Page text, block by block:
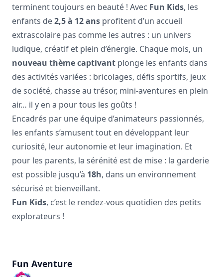
terminent toujours en beauté ! Avec Fun Kids, les
enfants de2,5 à 12 ans profitent d’un accueil
extrascolaire pas comme les autres : un univers
ludique, créatif et plein d’énergie. Chaque mois, un
nouveau thème captivant plonge les enfants dans
des activités variées : bricolages, défis sportifs, jeux
de société, chasse au trésor, mini-aventures en plein
air… il y en a pour tous les goûts !
Encadrés par une équipe d’animateurs passionnés,
les enfants s’amusent tout en développant leur
curiosité, leur autonomie et leur imagination. Et
pour les parents, la sérénité est de mise : la garderie
est possible jusqu’à 18h, dans un environnement
sécurisé et bienveillant.
Fun Kids, c’est le rendez-vous quotidien des petits
explorateurs !
Fun Aventure